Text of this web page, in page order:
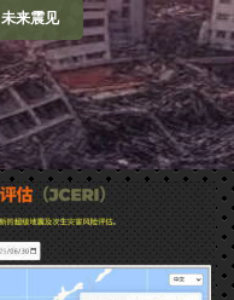
未来震见